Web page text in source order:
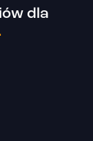
dla